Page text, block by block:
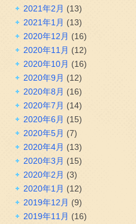
2021年2月 (13)
2021年1月 (13)
2020年12月 (16)
2020年11月 (12)
2020年10月 (16)
2020年9月 (12)
2020年8月 (16)
2020年7月 (14)
2020年6月 (15)
2020年5月 (7)
2020年4月 (13)
2020年3月 (15)
2020年2月 (3)
2020年1月 (12)
2019年12月 (9)
2019年11月 (16)